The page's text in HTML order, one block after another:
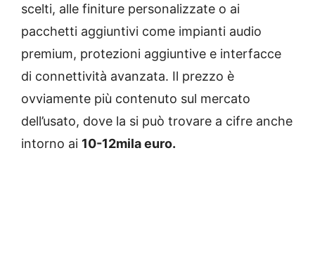
scelti, alle finiture personalizzate o ai
pacchetti aggiuntivi come impianti audio
premium, protezioni aggiuntive e interfacce
di connettività avanzata. Il prezzo è
ovviamente più contenuto sul mercato
dell’usato, dove la si può trovare a cifre anche
intorno ai 10-12mila euro.